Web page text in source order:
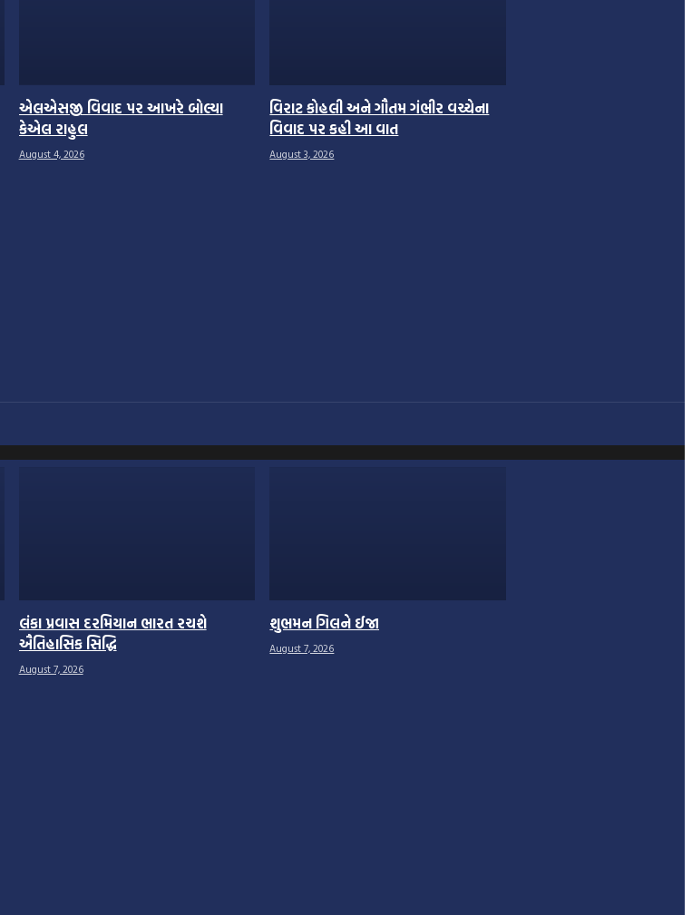
એલએસજી વિવાદ પર આખરે બોલ્યા
કેએલ રાહુલ
August 4, 2026
વિરાટ કોહલી અને ગૌતમ ગંભીર વચ્ચેના
વિવાદ પર કહી આ વાત
August 3, 2026
લંકા પ્રવાસ દરમિયાન ભારત રચશે
ઐતિહાસિક સિદ્ધિ
August 7, 2026
શુભમન ગિલને ઈજા
August 7, 2026